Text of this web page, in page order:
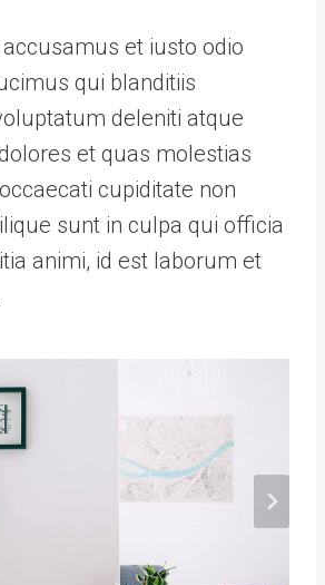
et iusto odio
qui blanditiis
deleniti atque
et quas molestias
cupiditate non
sunt in culpa qui officia
animi, id est laborum et